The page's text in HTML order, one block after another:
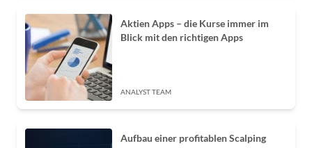
Aktien Apps – die Kurse immer im
Blick mit den richtigen Apps
ANALYST TEAM
Aufbau einer profitablen Scalping